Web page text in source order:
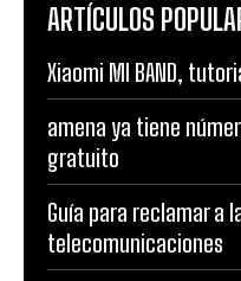
ARTÍCULOS
Xiaomi MI BAND,
amena ya tiene
gratuito
Guía para reclamar a
telecomunicaciones